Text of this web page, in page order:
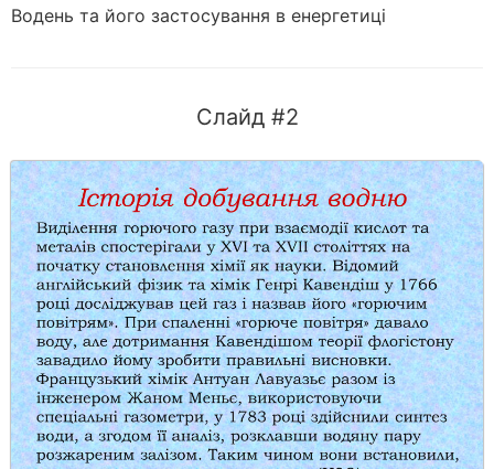
Водень та його застосування в енергетиці
Слайд #2